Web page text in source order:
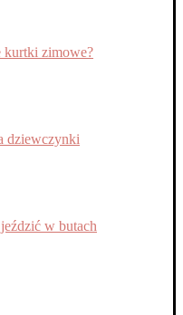
kurtki zimowe?
dziewczynki
w butach